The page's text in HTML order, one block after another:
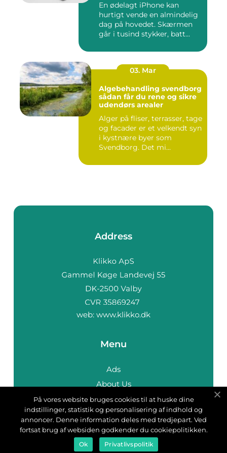
En ødelagt iPhone kan
hurtigt vende en almindelig
dag på hovedet. Skærmen
går i tusind stykker, batt...
03. Mar
Algebehandling svendborg
sådan får du rene og sikre
udendørs arealer
Alger på fliser, terrasser, tage
og facader er et velkendt syn
i kystnære byer som
Svendborg. Det mi...
Address
web: www.klikko.dk
Menu
Ads
About Us
Cookies
Contact
Sitemap
På vores website bruges cookies til at huske dine
indstillinger, statistik og personalisering af indhold og
annoncer. Denne information deles med tredjepart. Ved
fortsat brug af websiden godkender du cookiepolitikken.
Ok Privatlivspolitik